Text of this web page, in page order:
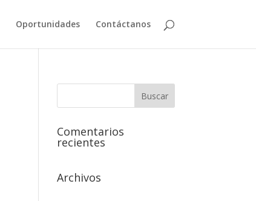
Oportunidades Contáctanos
Comentarios
recientes
Archivos